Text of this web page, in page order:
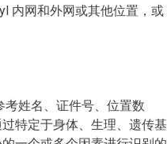
内网和外网或其他位置，或
姓名、证件号、位置数
特定于身体、生理、遗传基